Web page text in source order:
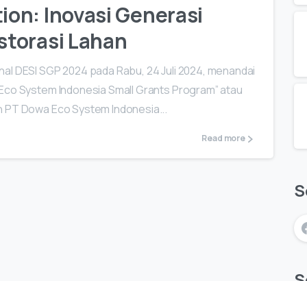
Inovasi Generasi
Lahan
DESI SGP 2024 pada Rabu, 24 Juli 2024, menandai
System Indonesia Small Grants Program” atau
PT Dowa Eco System Indonesia...
Read more